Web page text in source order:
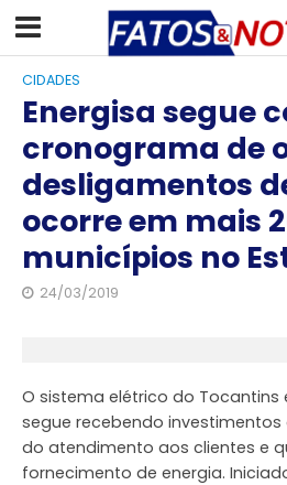
CIDADES
Energisa segue
cronograma de
desligamentos
ocorre em mais
municípios no
24/03/2019
O sistema elétrico do
segue recebendo
do atendimento aos clientes e
fornecimento de energia.